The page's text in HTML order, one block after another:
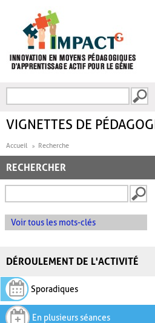
FORMULAIRE DE
VIGNETTES DE
Accueil Recherche
RECHERCHER
Voir tous les mots-clés
DÉROULEMENT DE L'ACTIVITÉ
Sporadiques
En plusieurs séances